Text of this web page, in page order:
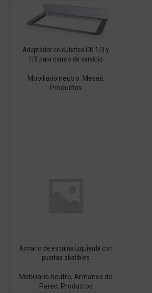
Adaptador de cubetas GN 1/3 y
1/6 para carros de servicio
Mobiliario neutro, Mesas,
Productos
Armario de esquina izquierda con
puertas abatibles
Mobiliario neutro, Armarios de
Pared, Productos